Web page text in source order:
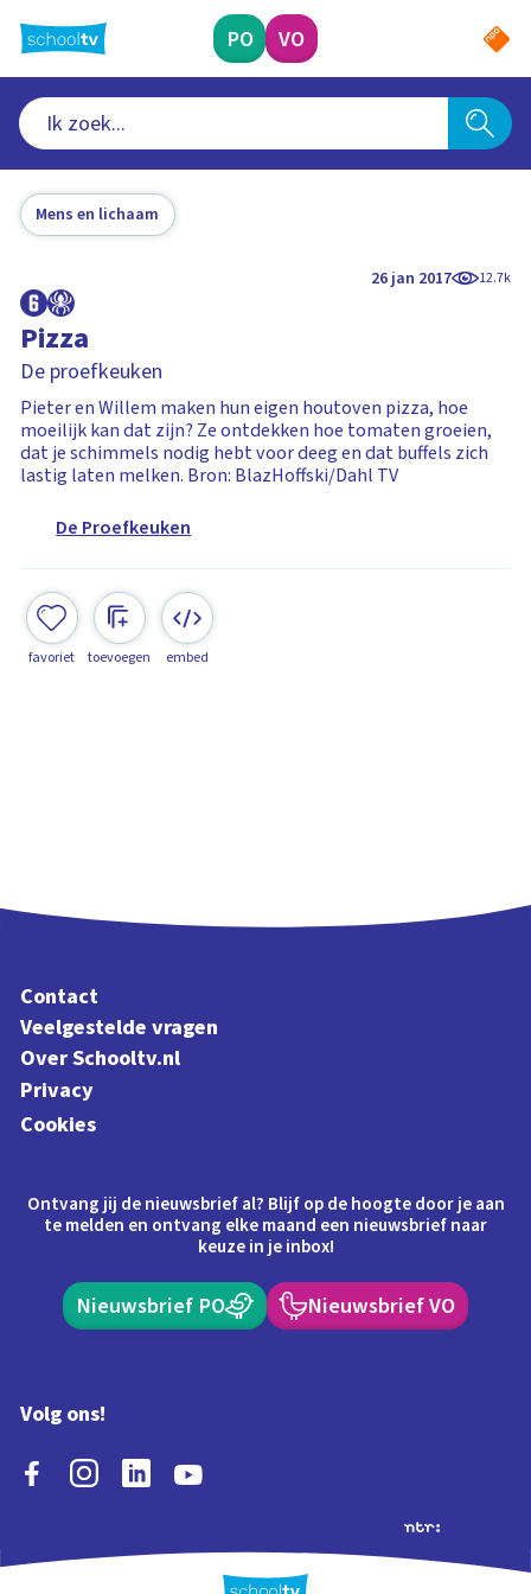
naar
hoofdinhoud
PO VO
Mens en lichaam
26 jan 2017 12.7k
Pizza
De proefkeuken
Pieter en Willem maken hun eigen houtoven pizza, hoe
moeilijk kan dat zijn? Ze ontdekken hoe tomaten groeien,
dat je schimmels nodig hebt voor deeg en dat buffels zich
lastig laten melken. Bron: BlazHoffski/Dahl TV
De Proefkeuken
favoriet toevoegen embed
Contact
Veelgestelde vragen
Over Schooltv.nl
Privacy
Cookies
Ontvang jij de nieuwsbrief al? Blijf op de hoogte door je aan
te melden en ontvang elke maand een nieuwsbrief naar
keuze in je inbox!
Nieuwsbrief PO Nieuwsbrief VO
Volg ons!